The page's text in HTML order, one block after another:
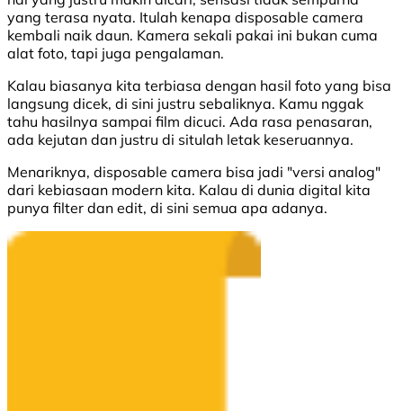
yang terasa nyata. Itulah kenapa disposable camera
kembali naik daun. Kamera sekali pakai ini bukan cuma
alat foto, tapi juga pengalaman.
Kalau biasanya kita terbiasa dengan hasil foto yang bisa
langsung dicek, di sini justru sebaliknya. Kamu nggak
tahu hasilnya sampai film dicuci. Ada rasa penasaran,
ada kejutan dan justru di situlah letak keseruannya.
Menariknya, disposable camera bisa jadi "versi analog"
dari kebiasaan modern kita. Kalau di dunia digital kita
punya filter dan edit, di sini semua apa adanya.